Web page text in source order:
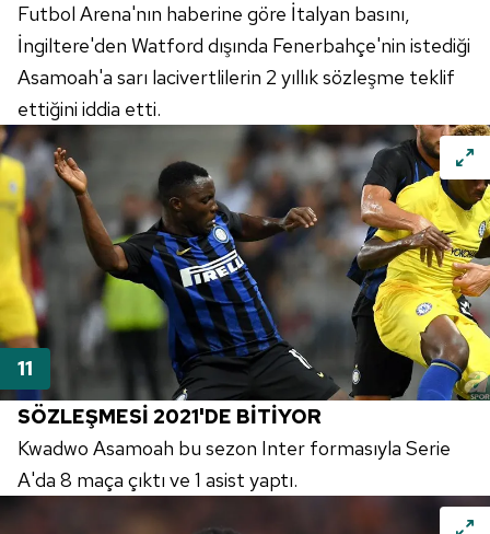
Futbol Arena'nın haberine göre İtalyan basını,
İngiltere'den Watford dışında Fenerbahçe'nin istediği
Asamoah'a sarı lacivertlilerin 2 yıllık sözleşme teklif
ettiğini iddia etti.
SÖZLEŞMESİ 2021'DE BİTİYOR
Kwadwo Asamoah bu sezon Inter formasıyla Serie
A'da 8 maça çıktı ve 1 asist yaptı.